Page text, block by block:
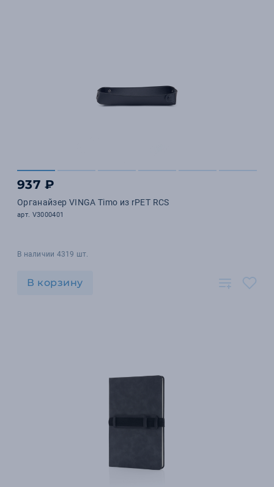
937 ₽
Органайзер VINGA Timo из rPET RCS
арт. V3000401
В наличии 4319 шт.
В корзину